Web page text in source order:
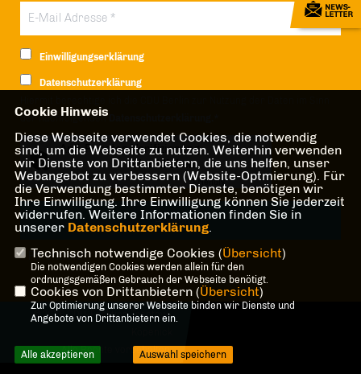
Einwilligungserklärung
Datenschutzerklärung
der nachfolgenden
Anti-Roboter-Verifizierung
Hier klicken
FriendlyCaptcha ⇗
* Pflichtfeld!
@2026 CDU-Fraktion Treptow-
Alle Rechte vorbehalten.
Cookie Hinweis
Diese Webseite verwendet Cookies, die notwendig
sind, um die Webseite zu nutzen. Weiterhin verwenden
wir Dienste von Drittanbietern, die uns helfen, unser
Webangebot zu verbessern (Website-Optmierung). Für
die Verwendung bestimmter Dienste, benötigen wir
Ihre Einwilligung. Ihre Einwilligung können Sie jederzeit
widerrufen. Weitere Informationen finden Sie in
unserer Datenschutzerklärung.
Technisch notwendige Cookies (Übersicht)
Die notwendigen Cookies werden allein für den
ordnungsgemäßen Gebrauch der Webseite benötigt.
Cookies von Drittanbietern (Übersicht)
Zur Optimierung unserer Webseite binden wir Dienste und
Angebote von Drittanbietern ein.
Alle akzeptieren Auswahl speichern